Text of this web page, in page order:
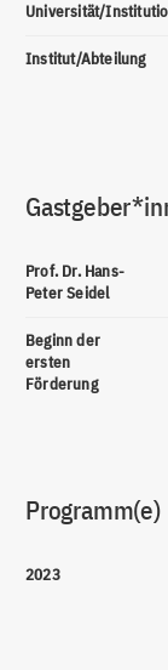
Universität/
Institut/Abteilung
Prof. Dr. Hans-
Peter Seidel
Beginn der
ersten
Förderung
Programm(e)
2023